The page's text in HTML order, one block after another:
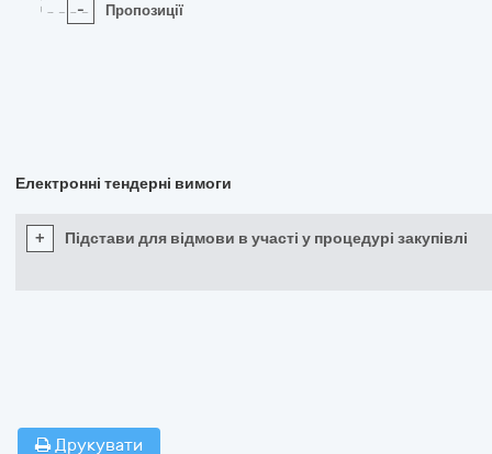
- Пропозиції
Електронні тендерні вимоги
+ Підстави для відмови в участі у процедурі закупівлі
Друкувати